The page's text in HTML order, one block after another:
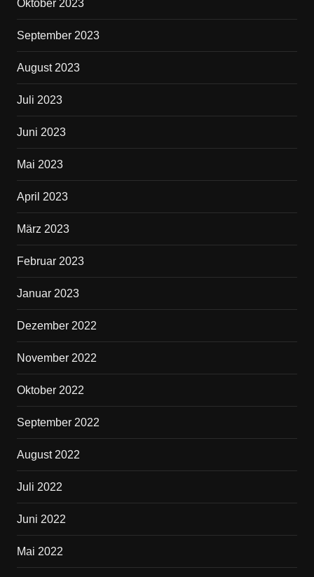
Oktober 2023
September 2023
August 2023
Juli 2023
Juni 2023
Mai 2023
April 2023
März 2023
Februar 2023
Januar 2023
Dezember 2022
November 2022
Oktober 2022
September 2022
August 2022
Juli 2022
Juni 2022
Mai 2022